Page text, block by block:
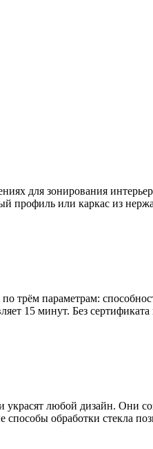
для зонирования
профиль или каркас из
параметрам:
15 минут. Без
украсят любой дизайн. Они
обработки стекла